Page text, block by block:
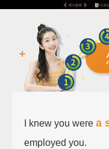
I knew you were a
employed you.